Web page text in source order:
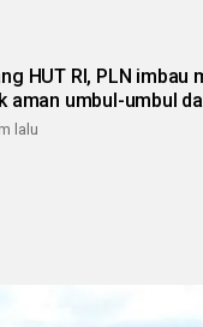
HUT RI, PLN imbau
aman umbul-umbul
lalu